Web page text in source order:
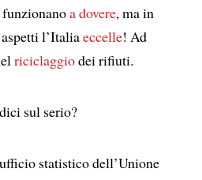
funzionanoa dovere, ma in
l’Italiaeccelle! Ad
riciclaggiodei rifiuti.
sul serio?
statistico dell’Unione